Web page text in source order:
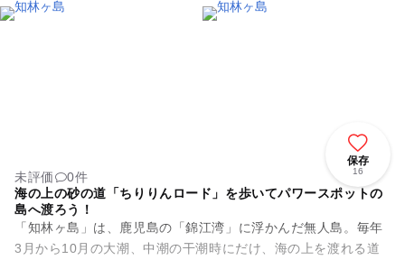
保存
16
未評価
0件
海の上の砂の道「ちりりんロード」を歩いてパワースポットの
島へ渡ろう！
「知林ヶ島」は、鹿児島の「錦江湾」に浮かんだ無人島。毎年
3月から10月の大潮、中潮の干潮時にだけ、海の上を渡れる道